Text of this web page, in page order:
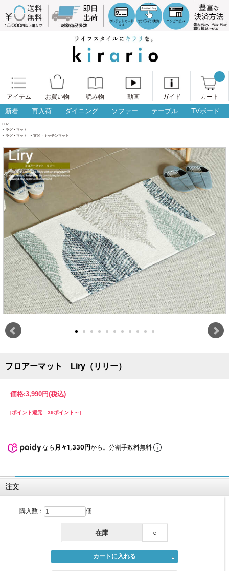
アイテム お買い物 読み物 動画 ガイド カート
新着 再入荷 ダイニング ソファー テーブル TVボード
TOP
> ラグ・マット
> ラグ・マット > 玄関・キッチンマット
フロアーマット Liry（リリー）
価格:3,990円(税込)
[ポイント還元 39ポイント～]
なら 月々1,330円から。分割手数料無料
注文
購入数： 個
在庫 ○